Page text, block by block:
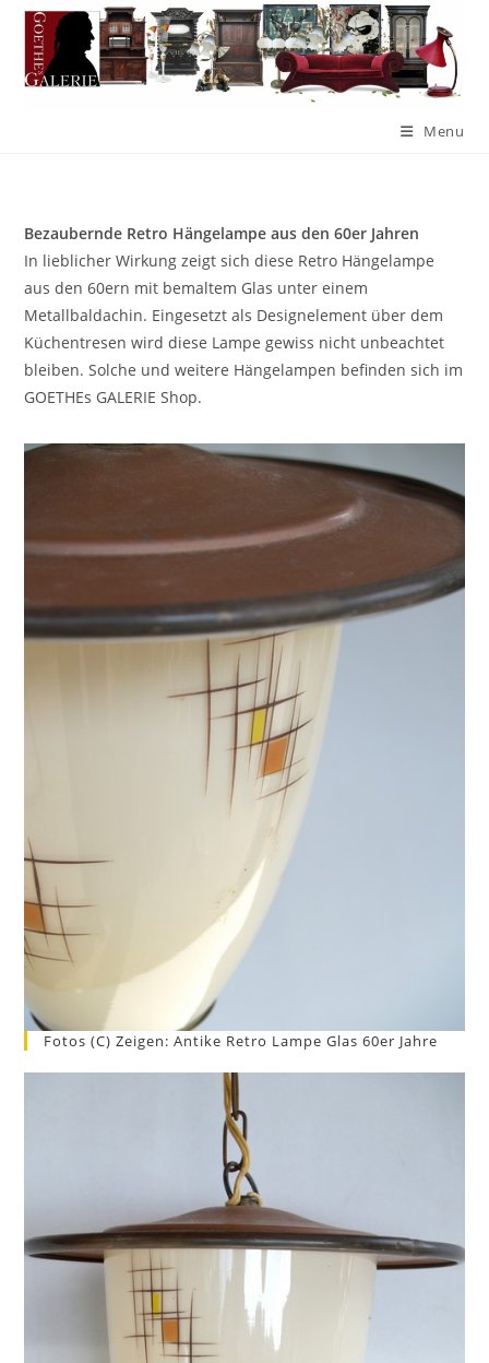
Menu
Bezaubernde Retro Hängelampe aus den 60er Jahren
In lieblicher Wirkung zeigt sich diese Retro Hängelampe
aus den 60ern mit bemaltem Glas unter einem
Metallbaldachin. Eingesetzt als Designelement über dem
Küchentresen wird diese Lampe gewiss nicht unbeachtet
bleiben. Solche und weitere Hängelampen befinden sich im
GOETHEs GALERIE Shop.
Fotos (c) Zeigen: Antike Retro Lampe Glas 60er Jahre